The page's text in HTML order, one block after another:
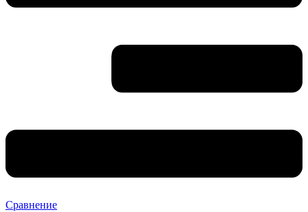
Сравнение